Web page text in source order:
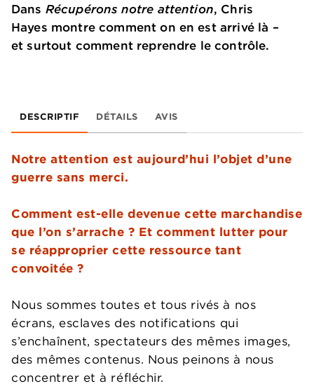
Dans Récupérons notre attention, Chris
Hayes montre comment on en est arrivé là –
et surtout comment reprendre le contrôle.
DESCRIPTIF DÉTAILS AVIS
Notre attention est aujourd’hui l’objet d’une
guerre sans merci.
Comment est-elle devenue cette marchandise
que l’on s’arrache ? Et comment lutter pour
se réapproprier cette ressource tant
convoitée ?
Nous sommes toutes et tous rivés à nos
écrans, esclaves des notifications qui
s’enchaînent, spectateurs des mêmes images,
des mêmes contenus. Nous peinons à nous
concentrer et à réfléchir.